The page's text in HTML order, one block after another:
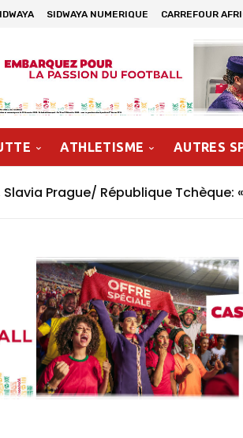
SIDWAYA NUMERIQUE CARREFOUR
ATHLETISME AUTRES
Prague/ République Tchèque: